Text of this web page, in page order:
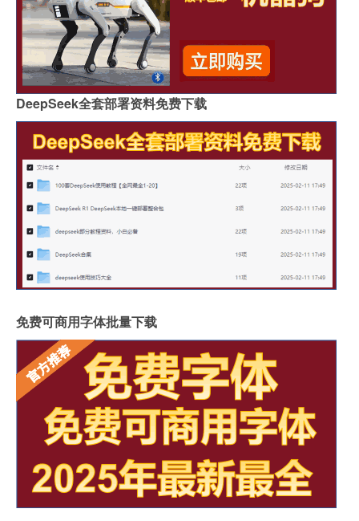
DeepSeek全套部署资料免费下载
免费可商用字体批量下载